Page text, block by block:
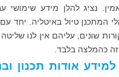
נציג להלן מידע שימושי
המתכנן טיול באיטליה. יחד
שונים, עליהם אין לנו
כהמלצה בלבד.
אודות תכנון